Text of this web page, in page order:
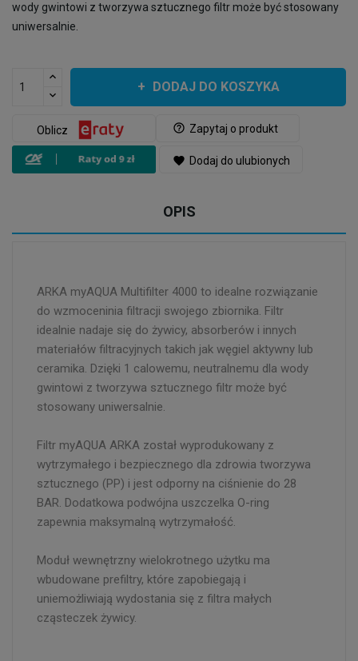
wody gwintowi z tworzywa sztucznego filtr może być stosowany
uniwersalnie.
DODAJ DO KOSZYKA
help_outline Zapytaj o produkt
Oblicz
favorite Dodaj do ulubionych
OPIS
ARKA myAQUA Multifilter 4000 to idealne rozwiązanie
do wzmoceninia filtracji swojego zbiornika. Filtr
idealnie nadaje się do żywicy, absorberów i innych
materiałów filtracyjnych takich jak węgiel aktywny lub
ceramika. Dzięki 1 calowemu, neutralnemu dla wody
gwintowi z tworzywa sztucznego filtr może być
stosowany uniwersalnie.
Filtr myAQUA ARKA został wyprodukowany z
wytrzymałego i bezpiecznego dla zdrowia tworzywa
sztucznego (PP) i jest odporny na ciśnienie do 28
BAR. Dodatkowa podwójna uszczelka O-ring
zapewnia maksymalną wytrzymałość.
Moduł wewnętrzny wielokrotnego użytku ma
wbudowane prefiltry, które zapobiegają i
uniemożliwiają wydostania się z filtra małych
cząsteczek żywicy.